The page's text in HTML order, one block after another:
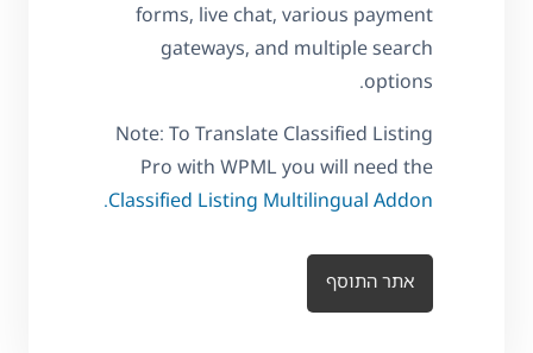
forms, live chat, various payment
gateways, and multiple search
options.
Note: To Translate Classified Listing
Pro with WPML you will need the
Classified Listing Multilingual Addon.
אתר התוסף